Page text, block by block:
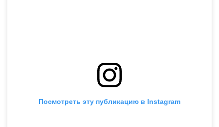
Посмотреть эту публикацию в Instagram